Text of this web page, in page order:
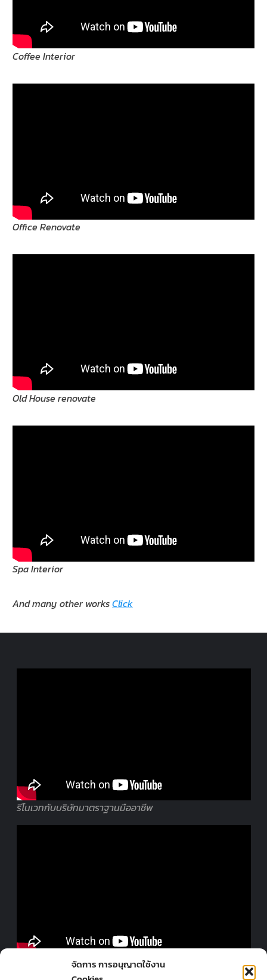
จัดการ การอนุญาตใช้งาน
Coffee Interior
Office Renovate
Old House renovate
Spa Interior
And many other worksClick
รีโนเวทกับบริษัทมาตราฐานมืออาชีพ
ออกแบบร้านโดยมืออาชีพ